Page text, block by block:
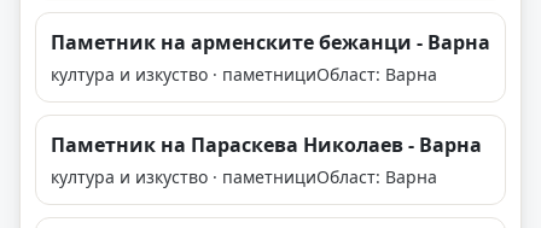
Паметник на арменските бежанци - Варна
култура и изкуство · паметнициОбласт: Варна
Паметник на Параскева Николаев - Варна
култура и изкуство · паметнициОбласт: Варна